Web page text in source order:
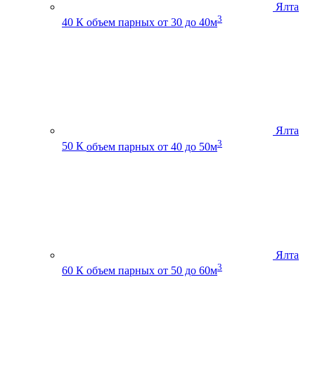
Ялта
40 К объем парных от 30 до 40м3
Ялта
50 К объем парных от 40 до 50м3
Ялта
60 К объем парных от 50 до 60м3